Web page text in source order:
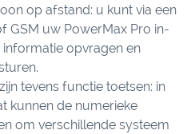
op afstand: u kunt via een
GSM uw PowerMax Pro in-
opvragen en
tevens functie toetsen: in
kunnen de numerieke
om verschillende systeem